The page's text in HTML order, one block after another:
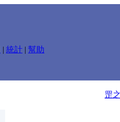
| 統計 | 幫助
罡